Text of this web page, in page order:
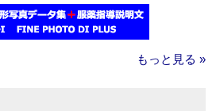
もっと見る »